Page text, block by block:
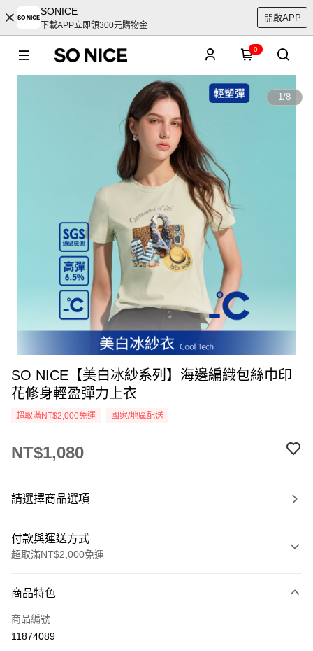
SONICE
下載APP立即領300元購物金
開啟APP
0
1/8
SO NICE【美白冰紗系列】海邊編織包絲巾印
花修身輕盈彈力上衣
超取滿NT$2,000免運 國家/地區配送
NT$1,080
請選擇商品選項
付款與運送方式
超取滿NT$2,000免運
信用卡一次付款
超商取貨付款
商品特色
商品編號
11874089